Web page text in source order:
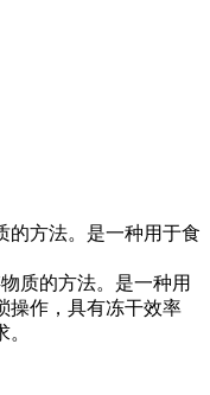
的方法。是一种用于食
质的方法。是一种用
操作，具有冻干效率